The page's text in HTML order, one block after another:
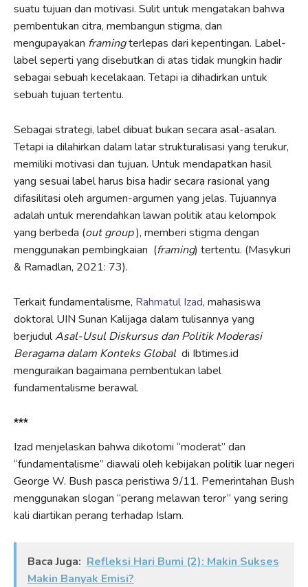
suatu tujuan dan motivasi. Sulit untuk mengatakan bahwa
pembentukan citra, membangun stigma, dan
mengupayakan framingterlepas dari kepentingan. Label-
label seperti yang disebutkan di atas tidak mungkin hadir
sebagai sebuah kecelakaan. Tetapi ia dihadirkan untuk
sebuah tujuan tertentu.
Sebagai strategi, label dibuat bukan secara asal-asalan.
Tetapi ia dilahirkan dalam latar strukturalisasi yang terukur,
memiliki motivasi dan tujuan. Untuk mendapatkan hasil
yang sesuai label harus bisa hadir secara rasional yang
difasilitasi oleh argumen-argumen yang jelas. Tujuannya
adalah untuk merendahkan lawan politik atau kelompok
yang berbeda (out group), memberi stigma dengan
menggunakan pembingkaian (framing) tertentu. (Masykuri
& Ramadlan, 2021: 73).
Terkait fundamentalisme, Rahmatul Izad, mahasiswa
doktoral UIN Sunan Kalijaga dalam tulisannya yang
berjudulAsal-Usul Diskursus dan Politik Moderasi
Beragama dalam Konteks Globaldi Ibtimes.id
menguraikan bagaimana pembentukan label
fundamentalisme berawal.
***
Izad menjelaskan bahwa dikotomi “moderat” dan
“fundamentalisme” diawali oleh kebijakan politik luar negeri
George W. Bush pasca peristiwa 9/11. Pemerintahan Bush
menggunakan slogan “perang melawan teror” yang sering
kali diartikan perang terhadap Islam.
Baca Juga: Refleksi Hari Bumi (2): Makin Sukses
Makin Banyak Emisi?